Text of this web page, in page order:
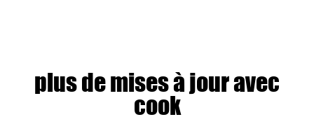
plus de mises à jour avec
cook